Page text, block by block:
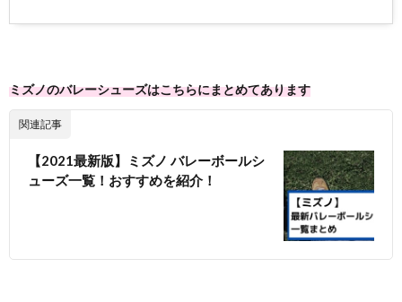
ミズノのバレーシューズはこちらにまとめてあります
関連記事
【2021最新版】ミズノ バレーボールシ
ューズ一覧！おすすめを紹介！